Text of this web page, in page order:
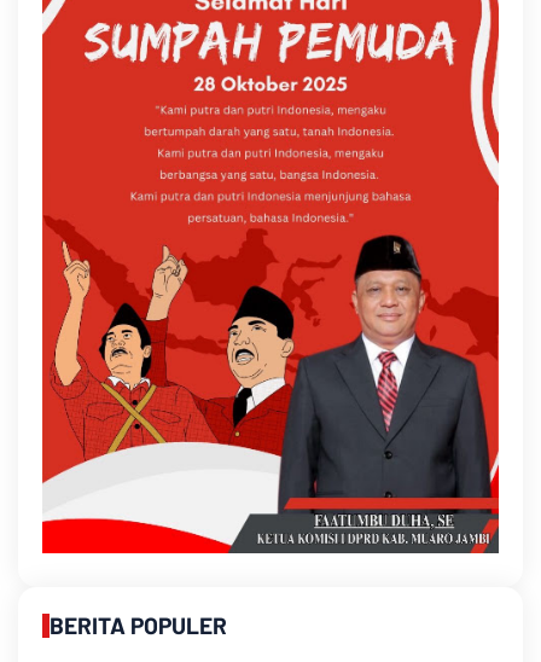
BERITA POPULER